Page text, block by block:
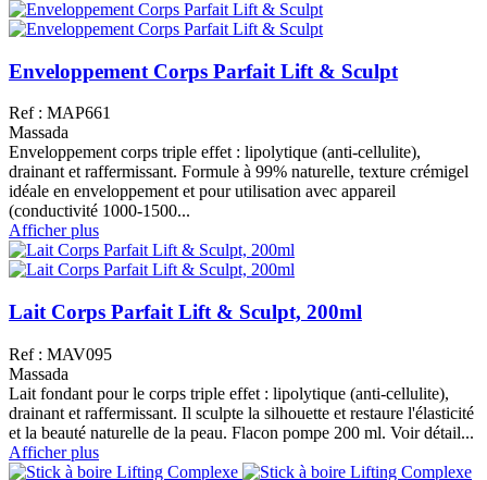
Enveloppement Corps Parfait Lift & Sculpt
Ref : MAP661
Massada
Enveloppement corps triple effet : lipolytique (anti-cellulite),
drainant et raffermissant. Formule à 99% naturelle, texture crémigel
idéale en enveloppement et pour utilisation avec appareil
(conductivité 1000-1500...
Afficher plus
Lait Corps Parfait Lift & Sculpt, 200ml
Ref : MAV095
Massada
Lait fondant pour le corps triple effet : lipolytique (anti-cellulite),
drainant et raffermissant. Il sculpte la silhouette et restaure l'élasticité
et la beauté naturelle de la peau. Flacon pompe 200 ml. Voir détail...
Afficher plus